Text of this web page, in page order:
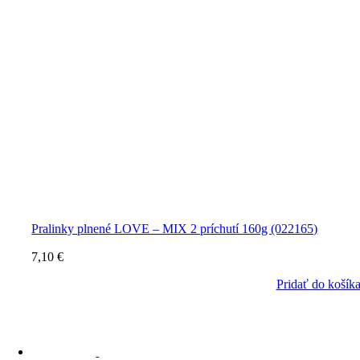
Pralinky plnené LOVE – MIX 2 príchutí 160g (022165)
7,10€
Pridať do košíka